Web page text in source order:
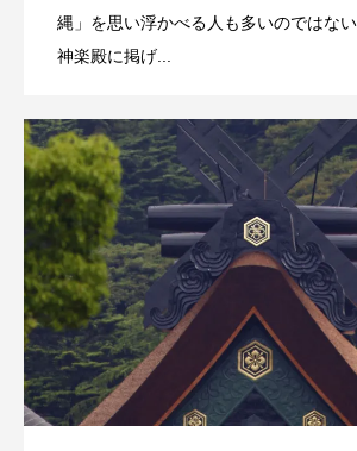
縄」を思い浮かべる人も多いのではない
神楽殿に掲げ...